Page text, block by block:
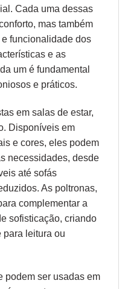
Cada uma dessas
mas também
funcionalidade dos
e as
um é fundamental
e práticos.
em salas de estar,
Disponíveis em
e cores, eles podem
necessidades, desde
até sofás
As poltronas,
complementar a
sofisticação, criando
para leitura ou
podem ser usadas em